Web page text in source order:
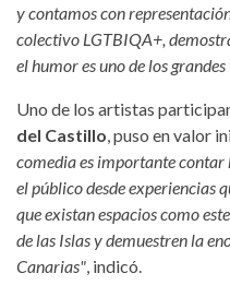
y contamos con
colectivo LGTBIQA+,
el humor es uno de los
Uno de los artistas
del Castillo, puso en valor
comedia es importante
el público desde experiencias
que existan espacios como
de las Islas y demuestren la
Canarias", indicó.